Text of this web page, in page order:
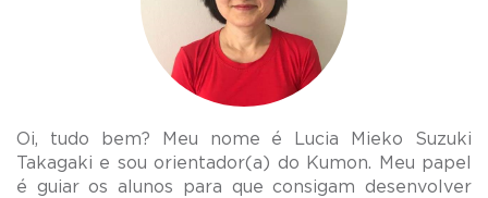
Oi, tudo bem? Meu nome é Lucia Mieko Suzuki
Takagaki e sou orientador(a) do Kumon. Meu papel
é guiar os alunos para que consigam desenvolver